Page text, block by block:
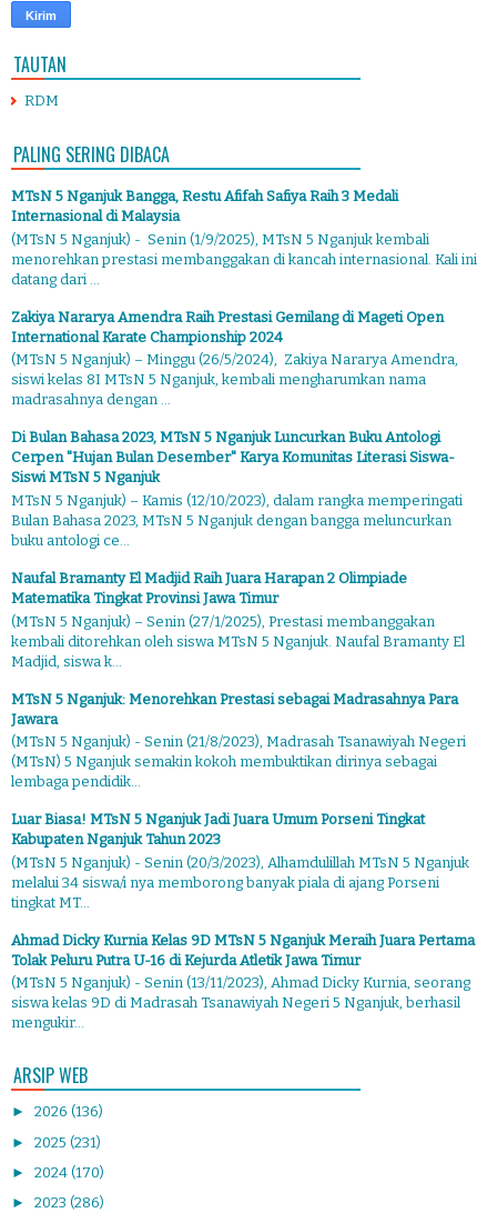
TAUTAN
RDM
PALING SERING DIBACA
MTsN 5 Nganjuk Bangga, Restu Afifah Safiya Raih 3 Medali
Internasional di Malaysia
(MTsN 5 Nganjuk) - Senin (1/9/2025), MTsN 5 Nganjuk kembali
menorehkan prestasi membanggakan di kancah internasional. Kali ini
datang dari ...
Zakiya Nararya Amendra Raih Prestasi Gemilang di Mageti Open
International Karate Championship 2024
(MTsN 5 Nganjuk) – Minggu (26/5/2024), Zakiya Nararya Amendra,
siswi kelas 8I MTsN 5 Nganjuk, kembali mengharumkan nama
madrasahnya dengan ...
Di Bulan Bahasa 2023, MTsN 5 Nganjuk Luncurkan Buku Antologi
Cerpen "Hujan Bulan Desember" Karya Komunitas Literasi Siswa-
Siswi MTsN 5 Nganjuk
MTsN 5 Nganjuk) – Kamis (12/10/2023), dalam rangka memperingati
Bulan Bahasa 2023, MTsN 5 Nganjuk dengan bangga meluncurkan
buku antologi ce...
Naufal Bramanty El Madjid Raih Juara Harapan 2 Olimpiade
Matematika Tingkat Provinsi Jawa Timur
(MTsN 5 Nganjuk) – Senin (27/1/2025), Prestasi membanggakan
kembali ditorehkan oleh siswa MTsN 5 Nganjuk. Naufal Bramanty El
Madjid, siswa k...
MTsN 5 Nganjuk: Menorehkan Prestasi sebagai Madrasahnya Para
Jawara
(MTsN 5 Nganjuk) - Senin (21/8/2023), Madrasah Tsanawiyah Negeri
(MTsN) 5 Nganjuk semakin kokoh membuktikan dirinya sebagai
lembaga pendidik...
Luar Biasa! MTsN 5 Nganjuk Jadi Juara Umum Porseni Tingkat
Kabupaten Nganjuk Tahun 2023
(MTsN 5 Nganjuk) - Senin (20/3/2023), Alhamdulillah MTsN 5 Nganjuk
melalui 34 siswa/i nya memborong banyak piala di ajang Porseni
tingkat MT...
Ahmad Dicky Kurnia Kelas 9D MTsN 5 Nganjuk Meraih Juara Pertama
Tolak Peluru Putra U-16 di Kejurda Atletik Jawa Timur
(MTsN 5 Nganjuk) - Senin (13/11/2023), Ahmad Dicky Kurnia, seorang
siswa kelas 9D di Madrasah Tsanawiyah Negeri 5 Nganjuk, berhasil
mengukir...
ARSIP WEB
► 2026 (136)
► 2025 (231)
► 2024 (170)
► 2023 (286)